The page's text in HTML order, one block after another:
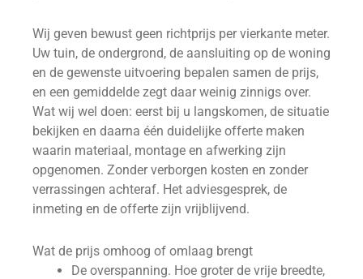
Wij geven bewust geen richtprijs per vierkante meter.
Uw tuin, de ondergrond, de aansluiting op de woning
en de gewenste uitvoering bepalen samen de prijs,
en een gemiddelde zegt daar weinig zinnigs over.
Wat wij wel doen: eerst bij u langskomen, de situatie
bekijken en daarna één duidelijke offerte maken
waarin materiaal, montage en afwerking zijn
opgenomen. Zonder verborgen kosten en zonder
verrassingen achteraf. Het adviesgesprek, de
inmeting en de offerte zijn vrijblijvend.
Wat de prijs omhoog of omlaag brengt
De overspanning. Hoe groter de vrije breedte,